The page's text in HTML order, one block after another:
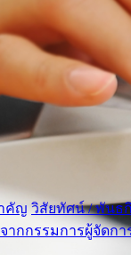
คัญ วิสัยทัศน์ / พันธ
ากกรรมการผู้จัดกา